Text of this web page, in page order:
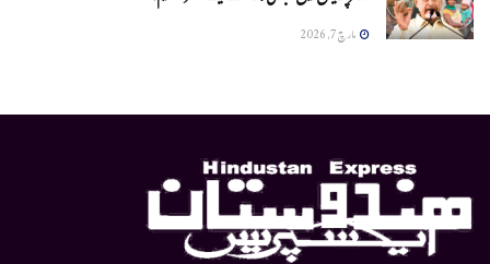
مارچ 7, 2026